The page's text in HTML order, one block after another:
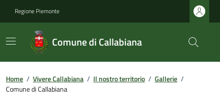
Regione Piemonte
Comune di Callabiana
Home / Vivere Callabiana / Il nostro territorio / Gallerie /
Comune di Callabiana